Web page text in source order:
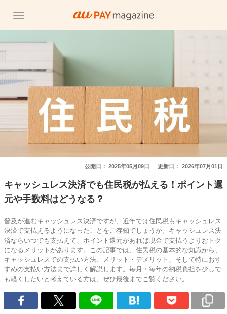
更新日： 2026年07月01日
公開日： 2025年05月09日
キャッシュレス決済でも住民税が払える！ポイント還
元や手数料はどうなる？
普及が進むキャッシュレス決済ですが、近年では住民税もキャッシュレス
決済で支払えるようになったことをご存知でしょうか。キャッシュレス決
済ならいつでも支払えて、ポイント還元があれば現金で支払うよりおトク
になるメリットがあります。この記事では、住民税の基本的な知識から、
キャッシュレスでの支払い方法、メリット・デメリット、そして特におす
すめの支払い方法まで詳しく解説します。毎月・毎年の納税負担を少しで
も軽くしたいと考えている方は、ぜひ最後までご覧ください。